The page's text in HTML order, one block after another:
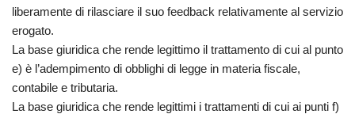
liberamente di rilasciare il suo feedback relativamente al servizio
erogato.
La base giuridica che rende legittimo il trattamento di cui al punto
e) è l’adempimento di obblighi di legge in materia fiscale,
contabile e tributaria.
La base giuridica che rende legittimi i trattamenti di cui ai punti f)